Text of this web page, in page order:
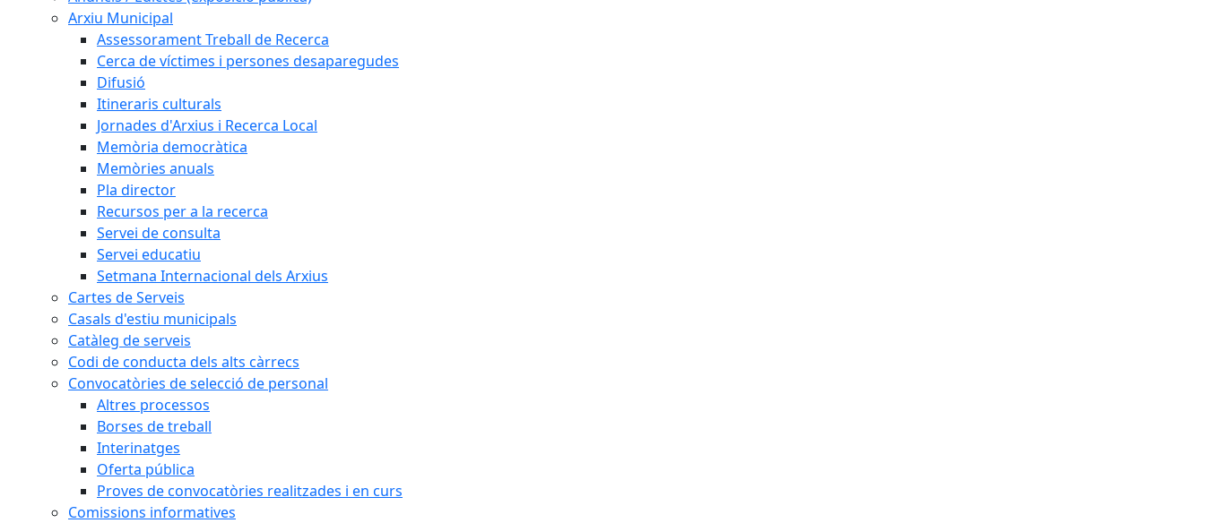
Arxiu Municipal
Assessorament Treball de Recerca
Cerca de víctimes i persones desaparegudes
Difusió
Itineraris culturals
Jornades d'Arxius i Recerca Local
Memòria democràtica
Memòries anuals
Pla director
Recursos per a la recerca
Servei de consulta
Servei educatiu
Setmana Internacional dels Arxius
Cartes de Serveis
Casals d'estiu municipals
Catàleg de serveis
Codi de conducta dels alts càrrecs
Convocatòries de selecció de personal
Altres processos
Borses de treball
Interinatges
Oferta pública
Proves de convocatòries realitzades i en curs
Comissions informatives